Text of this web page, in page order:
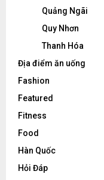
Quảng Ngãi
Quy Nhơn
Thanh Hóa
Địa điểm ăn uống
Fashion
Featured
Fitness
Food
Hàn Quốc
Hỏi Đáp